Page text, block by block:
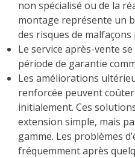
non spécialisé ou de la
montage représente un
des risques de
Le service après-vente
période de garantie
Les améliorations
renforcée peuvent
initialement. Ces
extension simple, mais
gamme. Les problèmes
fréquemment après